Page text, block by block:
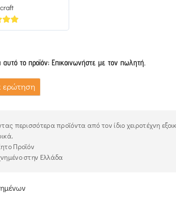
5
αυτό το προϊόν; Επικοινωνήστε με τον πωλητή.
ερώτηση
περισσότερα προϊόντα από τον ίδιο χειροτέχνη
Προϊόν
στην Ελλάδα